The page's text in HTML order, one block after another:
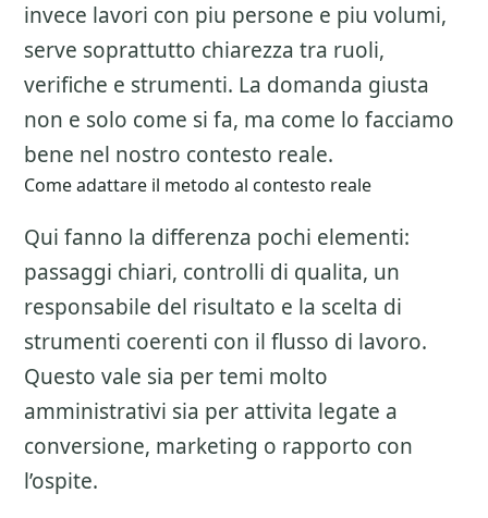
invece lavori con piu persone e piu volumi,
serve soprattutto chiarezza tra ruoli,
verifiche e strumenti. La domanda giusta
non e solo come si fa, ma come lo facciamo
bene nel nostro contesto reale.
Come adattare il metodo al contesto reale
Qui fanno la differenza pochi elementi:
passaggi chiari, controlli di qualita, un
responsabile del risultato e la scelta di
strumenti coerenti con il flusso di lavoro.
Questo vale sia per temi molto
amministrativi sia per attivita legate a
conversione, marketing o rapporto con
l’ospite.